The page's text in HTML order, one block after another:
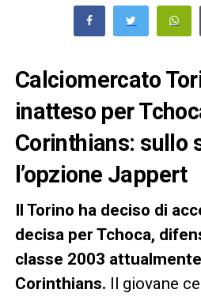
Calciomercato
inatteso per
Corinthians: sullo
l’opzione Jappert
Il Torino ha deciso di
decisa per Tchoca,
classe 2003
Corinthians. Il giovane